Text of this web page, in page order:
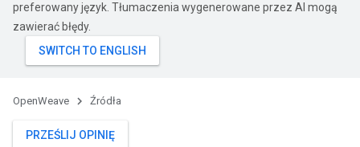
preferowany język. Tłumaczenia wygenerowane przez AI mogą
zawierać błędy.
OpenWeave Źródła
PRZEŚLIJ OPINIĘ